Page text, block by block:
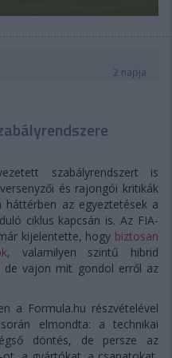
2 napja
szabályrendszert is
és rajongói kritikák
az egyeztetések a
ciklus kapcsán is. Az FIA-
kijelentette, hogy biztosan
, valamilyen szintű hibrid
de vajon mit gondol erről az
a Formula.hu részvételével
elmondta: a technikai
döntés, de persze az